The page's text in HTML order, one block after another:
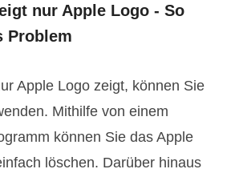
nur Apple Logo - So
Problem
Apple Logo zeigt, können Sie
Mithilfe von einem
können Sie das Apple
löschen. Darüber hinaus